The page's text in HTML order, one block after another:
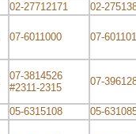
02-27712171 02-
07-6011000 07-
07-3814526
#2311-2315
07-
05-6315108 05-